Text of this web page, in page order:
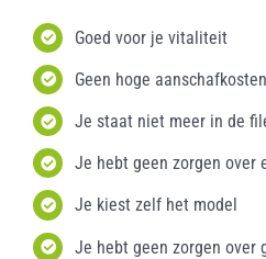
Goed voor je vitaliteit
Geen hoge
Je staat niet meer in de
Je hebt geen zorgen over
Je kiest zelf het model
Je hebt geen zorgen over